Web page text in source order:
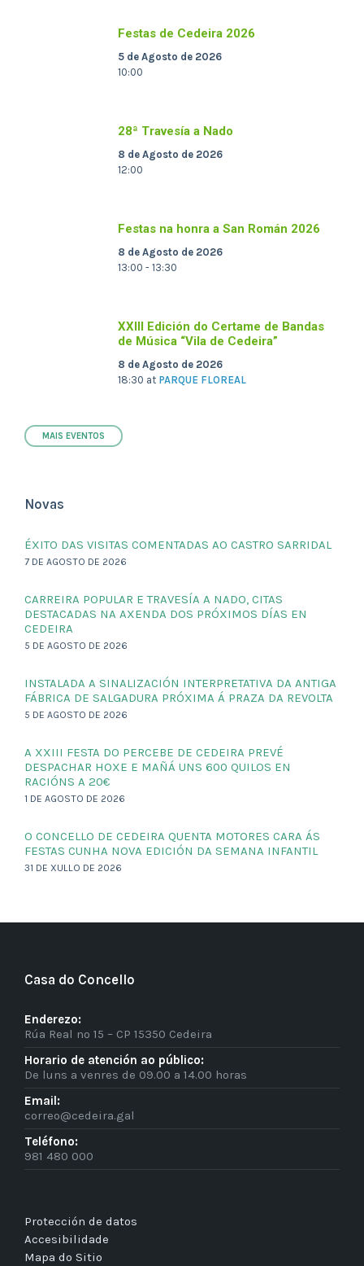
Festas de Cedeira 2026
5 de Agosto de 2026
10:00
28ª Travesía a Nado
8 de Agosto de 2026
12:00
Festas na honra a San Román 2026
8 de Agosto de 2026
13:00 - 13:30
XXIII Edición do Certame de Bandas
de Música “Vila de Cedeira”
8 de Agosto de 2026
18:30 at PARQUE FLOREAL
MAIS EVENTOS
Novas
ÉXITO DAS VISITAS COMENTADAS AO CASTRO SARRIDAL
7 DE AGOSTO DE 2026
CARREIRA POPULAR E TRAVESÍA A NADO, CITAS
DESTACADAS NA AXENDA DOS PRÓXIMOS DÍAS EN
CEDEIRA
5 DE AGOSTO DE 2026
INSTALADA A SINALIZACIÓN INTERPRETATIVA DA ANTIGA
FÁBRICA DE SALGADURA PRÓXIMA Á PRAZA DA REVOLTA
5 DE AGOSTO DE 2026
A XXIII FESTA DO PERCEBE DE CEDEIRA PREVÉ
DESPACHAR HOXE E MAÑÁ UNS 600 QUILOS EN
RACIÓNS A 20€
1 DE AGOSTO DE 2026
O CONCELLO DE CEDEIRA QUENTA MOTORES CARA ÁS
FESTAS CUNHA NOVA EDICIÓN DA SEMANA INFANTIL
31 DE XULLO DE 2026
Casa do Concello
Enderezo:
Rúa Real nº 15 – CP 15350 Cedeira
Horario de atención ao público:
De luns a venres de 09.00 a 14.00 horas
Email:
correo@cedeira.gal
Teléfono:
981 480 000
Protección de datos
Accesibilidade
Mapa do Sitio